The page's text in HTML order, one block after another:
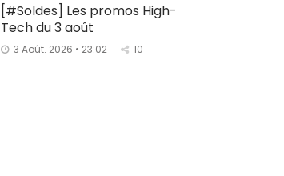
[#Soldes] Les promos High-
Tech du 3 août
3 Août. 2026 • 23:02 10